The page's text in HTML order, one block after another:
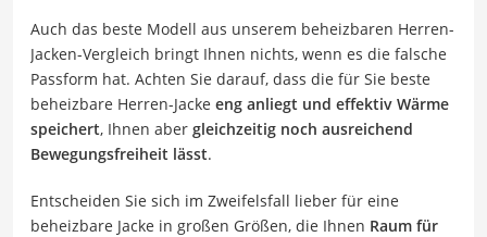
Auch das beste Modell aus unserem beheizbaren Herren-
Jacken-Vergleich bringt Ihnen nichts, wenn es die falsche
Passform hat. Achten Sie darauf, dass die für Sie beste
beheizbare Herren-Jacke eng anliegt und effektiv Wärme
speichert, Ihnen aber gleichzeitig noch ausreichend
Bewegungsfreiheit lässt.
Entscheiden Sie sich im Zweifelsfall lieber für eine
beheizbare Jacke in großen Größen, die Ihnen Raum für